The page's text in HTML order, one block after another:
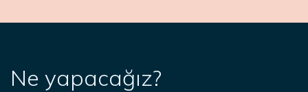
Ne yapacağız?